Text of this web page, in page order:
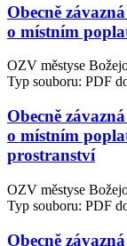
Obecně
o místním
OZV městyse
Typ souboru: PDF
Obecně
o místním
prostranství
OZV městyse
Typ souboru: PDF
Obecně